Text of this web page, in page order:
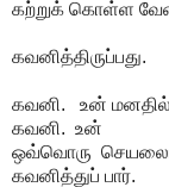
கற்றுக் கொள்ள
கவனித்திருப்பது.
கவனி. உன்
கவனி. உன்
ஒவ்வொரு
கவனித்துப் பார்.